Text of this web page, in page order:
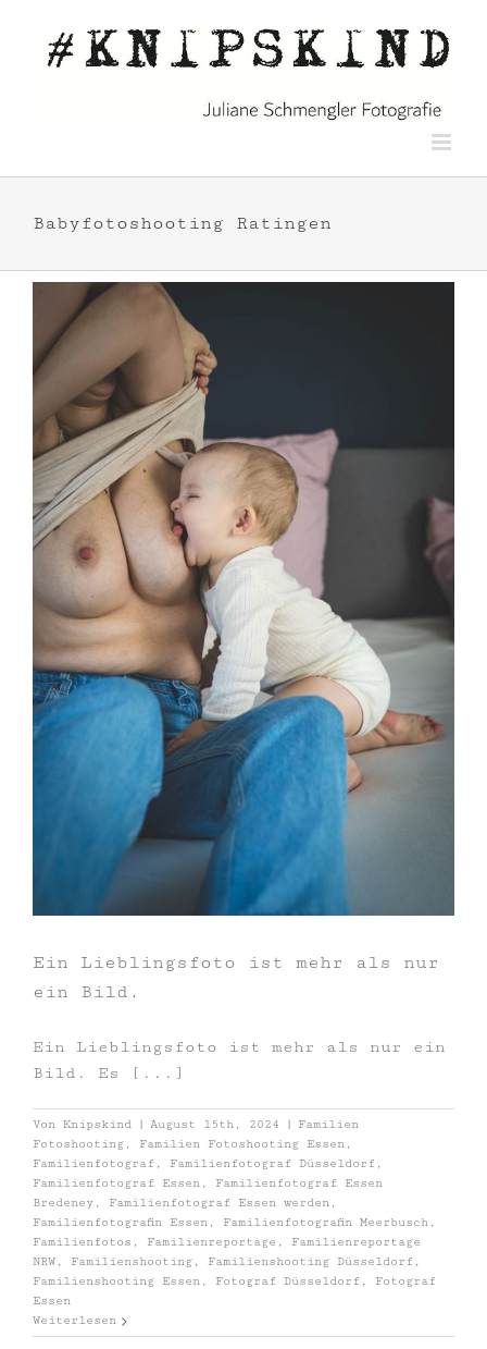
Inhalt
springen
Babyfotoshooting Ratingen
Ein Lieblingsfoto ist mehr als nur
ein Bild.
Ein Lieblingsfoto ist mehr als nur ein
Bild. Es [...]
Von Knipskind | August 15th, 2024 |
Familien
Fotoshooting , Familien Fotoshooting Essen ,
Familienfotograf , Familienfotograf Düsseldorf ,
Familienfotograf Essen , Familienfotograf Essen
Bredeney , Familienfotograf Essen werden ,
Familienfotografin Essen , Familienfotografin Meerbusch ,
Familienfotos , Familienreportage , Familienreportage
NRW , Familienshooting , Familienshooting Düsseldorf ,
Familienshooting Essen , Fotograf Düsseldorf , Fotograf
Essen
Weiterlesen